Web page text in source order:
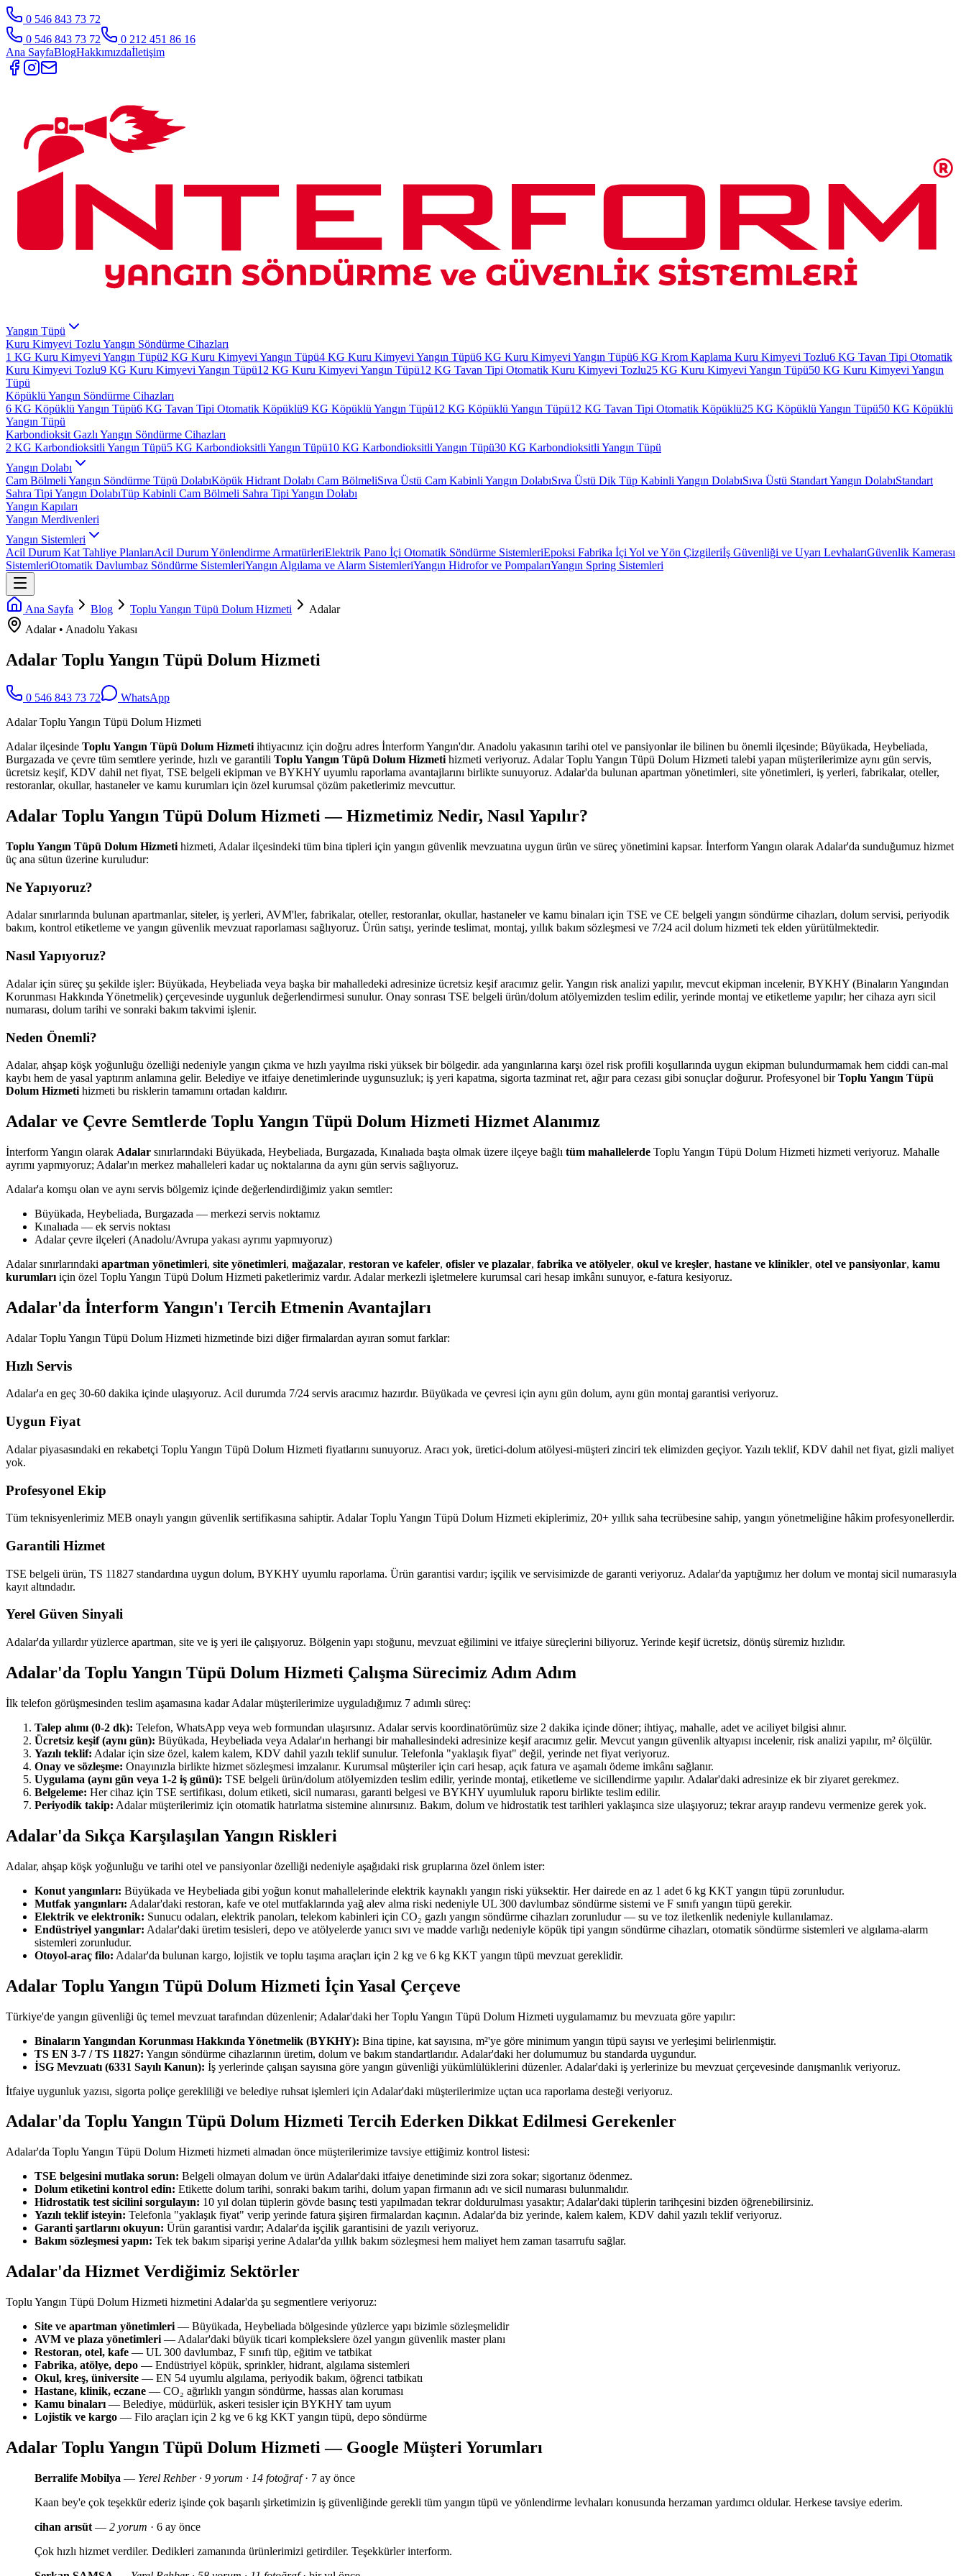
0 546 843 73 72
0 546 843 73 72
0 212 451 86 16
Ana SayfaBlogHakkımızdaİletişim
Yangın Tüpü
Kuru Kimyevi Tozlu Yangın Söndürme Cihazları
1 KG Kuru Kimyevi Yangın Tüpü2 KG Kuru Kimyevi Yangın Tüpü4 KG Kuru Kimyevi Yangın Tüpü6 KG Kuru Kimyevi Yangın Tüpü6 KG Krom Kaplama Kuru Kimyevi Tozlu6 KG Tavan Tipi Otomatik
Kuru Kimyevi Tozlu9 KG Kuru Kimyevi Yangın Tüpü12 KG Kuru Kimyevi Yangın Tüpü12 KG Tavan Tipi Otomatik Kuru Kimyevi Tozlu25 KG Kuru Kimyevi Yangın Tüpü50 KG Kuru Kimyevi Yangın
Tüpü
Köpüklü Yangın Söndürme Cihazları
6 KG Köpüklü Yangın Tüpü6 KG Tavan Tipi Otomatik Köpüklü9 KG Köpüklü Yangın Tüpü12 KG Köpüklü Yangın Tüpü12 KG Tavan Tipi Otomatik Köpüklü25 KG Köpüklü Yangın Tüpü50 KG Köpüklü
Yangın Tüpü
Karbondioksit Gazlı Yangın Söndürme Cihazları
2 KG Karbondioksitli Yangın Tüpü5 KG Karbondioksitli Yangın Tüpü10 KG Karbondioksitli Yangın Tüpü30 KG Karbondioksitli Yangın Tüpü
Yangın Dolabı
Cam Bölmeli Yangın Söndürme Tüpü DolabıKöpük Hidrant Dolabı Cam BölmeliSıva Üstü Cam Kabinli Yangın DolabıSıva Üstü Dik Tüp Kabinli Yangın DolabıSıva Üstü Standart Yangın DolabıStandart
Sahra Tipi Yangın DolabıTüp Kabinli Cam Bölmeli Sahra Tipi Yangın Dolabı
Yangın Kapıları
Yangın Merdivenleri
Yangın Sistemleri
Acil Durum Kat Tahliye PlanlarıAcil Durum Yönlendirme ArmatürleriElektrik Pano İçi Otomatik Söndürme SistemleriEpoksi Fabrika İçi Yol ve Yön Çizgileriİş Güvenliği ve Uyarı LevhalarıGüvenlik Kamerası
SistemleriOtomatik Davlumbaz Söndürme SistemleriYangın Algılama ve Alarm SistemleriYangın Hidrofor ve PompalarıYangın Spring Sistemleri
Ana Sayfa Blog Toplu Yangın Tüpü Dolum Hizmeti
Adalar
Adalar• Anadolu Yakası
Adalar Toplu Yangın Tüpü Dolum Hizmeti
0 546 843 73 72
WhatsApp
Adalar Toplu Yangın Tüpü Dolum Hizmeti
Adalar ilçesinde Toplu Yangın Tüpü Dolum Hizmeti ihtiyacınız için doğru adres İnterform Yangın'dır. Anadolu yakasının tarihi otel ve pansiyonlar ile bilinen bu önemli ilçesinde; Büyükada, Heybeliada,
Burgazada ve çevre tüm semtlere yerinde, hızlı ve garantili Toplu Yangın Tüpü Dolum Hizmeti hizmeti veriyoruz. Adalar Toplu Yangın Tüpü Dolum Hizmeti talebi yapan müşterilerimize aynı gün servis,
ücretsiz keşif, KDV dahil net fiyat, TSE belgeli ekipman ve BYKHY uyumlu raporlama avantajlarını birlikte sunuyoruz. Adalar'da bulunan apartman yönetimleri, site yönetimleri, iş yerleri, fabrikalar, oteller,
restoranlar, okullar, hastaneler ve kamu kurumları için özel kurumsal çözüm paketlerimiz mevcuttur.
Adalar Toplu Yangın Tüpü Dolum Hizmeti — Hizmetimiz Nedir, Nasıl Yapılır?
Toplu Yangın Tüpü Dolum Hizmeti hizmeti, Adalar ilçesindeki tüm bina tipleri için yangın güvenlik mevzuatına uygun ürün ve süreç yönetimini kapsar. İnterform Yangın olarak Adalar'da sunduğumuz hizmet
üç ana sütun üzerine kuruludur:
Ne Yapıyoruz?
Adalar sınırlarında bulunan apartmanlar, siteler, iş yerleri, AVM'ler, fabrikalar, oteller, restoranlar, okullar, hastaneler ve kamu binaları için TSE ve CE belgeli yangın söndürme cihazları, dolum servisi, periyodik
bakım, kontrol etiketleme ve yangın güvenlik mevzuat raporlaması sağlıyoruz. Ürün satışı, yerinde teslimat, montaj, yıllık bakım sözleşmesi ve 7/24 acil dolum hizmeti tek elden yürütülmektedir.
Nasıl Yapıyoruz?
Adalar için süreç şu şekilde işler: Büyükada, Heybeliada veya başka bir mahalledeki adresinize ücretsiz keşif aracımız gelir. Yangın risk analizi yapılır, mevcut ekipman incelenir, BYKHY (Binaların Yangından
Korunması Hakkında Yönetmelik) çerçevesinde uygunluk değerlendirmesi sunulur. Onay sonrası TSE belgeli ürün/dolum atölyemizden teslim edilir, yerinde montaj ve etiketleme yapılır; her cihaza ayrı sicil
numarası, dolum tarihi ve sonraki bakım takvimi işlenir.
Neden Önemli?
Adalar, ahşap köşk yoğunluğu özelliği nedeniyle yangın çıkma ve hızlı yayılma riski yüksek bir bölgedir. ada yangınlarına karşı özel risk profili koşullarında uygun ekipman bulundurmamak hem ciddi can-mal
kaybı hem de yasal yaptırım anlamına gelir. Belediye ve itfaiye denetimlerinde uygunsuzluk; iş yeri kapatma, sigorta tazminat ret, ağır para cezası gibi sonuçlar doğurur. Profesyonel birToplu Yangın Tüpü
Dolum Hizmeti hizmeti bu risklerin tamamını ortadan kaldırır.
Adalar ve Çevre Semtlerde Toplu Yangın Tüpü Dolum Hizmeti Hizmet Alanımız
İnterform Yangın olarak Adalar sınırlarındaki Büyükada, Heybeliada, Burgazada, Kınalıada başta olmak üzere ilçeye bağlı tüm mahallelerde Toplu Yangın Tüpü Dolum Hizmeti hizmeti veriyoruz. Mahalle
ayrımı yapmıyoruz; Adalar'ın merkez mahalleleri kadar uç noktalarına da aynı gün servis sağlıyoruz.
Adalar'a komşu olan ve aynı servis bölgemiz içinde değerlendirdiğimiz yakın semtler:
Büyükada, Heybeliada, Burgazada — merkezi servis noktamız
Kınalıada — ek servis noktası
Adalar çevre ilçeleri (Anadolu/Avrupa yakası ayrımı yapmıyoruz)
Adalar sınırlarındaki apartman yönetimleri, site yönetimleri, mağazalar, restoran ve kafeler, ofisler ve plazalar, fabrika ve atölyeler, okul ve kreşler, hastane ve klinikler, otel ve pansiyonlar, kamu
kurumları için özel Toplu Yangın Tüpü Dolum Hizmeti paketlerimiz vardır. Adalar merkezli işletmelere kurumsal cari hesap imkânı sunuyor, e-fatura kesiyoruz.
Adalar'da İnterform Yangın'ı Tercih Etmenin Avantajları
Adalar Toplu Yangın Tüpü Dolum Hizmeti hizmetinde bizi diğer firmalardan ayıran somut farklar:
Hızlı Servis
Adalar'a en geç 30-60 dakika içinde ulaşıyoruz. Acil durumda 7/24 servis aracımız hazırdır. Büyükada ve çevresi için aynı gün dolum, aynı gün montaj garantisi veriyoruz.
Uygun Fiyat
Adalar piyasasındaki en rekabetçi Toplu Yangın Tüpü Dolum Hizmeti fiyatlarını sunuyoruz. Aracı yok, üretici-dolum atölyesi-müşteri zinciri tek elimizden geçiyor. Yazılı teklif, KDV dahil net fiyat, gizli maliyet
yok.
Profesyonel Ekip
Tüm teknisyenlerimiz MEB onaylı yangın güvenlik sertifikasına sahiptir. Adalar Toplu Yangın Tüpü Dolum Hizmeti ekiplerimiz, 20+ yıllık saha tecrübesine sahip, yangın yönetmeliğine hâkim profesyonellerdir.
Garantili Hizmet
TSE belgeli ürün, TS 11827 standardına uygun dolum, BYKHY uyumlu raporlama. Ürün garantisi vardır; işçilik ve servisimizde de garanti veriyoruz. Adalar'da yaptığımız her dolum ve montaj sicil numarasıyla
kayıt altındadır.
Yerel Güven Sinyali
Adalar'da yıllardır yüzlerce apartman, site ve iş yeri ile çalışıyoruz. Bölgenin yapı stoğunu, mevzuat eğilimini ve itfaiye süreçlerini biliyoruz. Yerinde keşif ücretsiz, dönüş süremiz hızlıdır.
Adalar'da Toplu Yangın Tüpü Dolum Hizmeti Çalışma Sürecimiz Adım Adım
İlk telefon görüşmesinden teslim aşamasına kadar Adalar müşterilerimize uyguladığımız 7 adımlı süreç:
Talep alımı (0-2 dk): Telefon, WhatsApp veya web formundan ulaşırsınız. Adalar servis koordinatörümüz size 2 dakika içinde döner; ihtiyaç, mahalle, adet ve aciliyet bilgisi alınır.
Ücretsiz keşif (aynı gün): Büyükada, Heybeliada veya Adalar'ın herhangi bir mahallesindeki adresinize keşif aracımız gelir. Mevcut yangın güvenlik altyapısı incelenir, risk analizi yapılır, m² ölçülür.
Yazılı teklif: Adalar için size özel, kalem kalem, KDV dahil yazılı teklif sunulur. Telefonla "yaklaşık fiyat" değil, yerinde net fiyat veriyoruz.
Onay ve sözleşme: Onayınızla birlikte hizmet sözleşmesi imzalanır. Kurumsal müşteriler için cari hesap, açık fatura ve aşamalı ödeme imkânı sağlanır.
Uygulama (aynı gün veya 1-2 iş günü): TSE belgeli ürün/dolum atölyemizden teslim edilir, yerinde montaj, etiketleme ve sicillendirme yapılır. Adalar'daki adresinize ek bir ziyaret gerekmez.
Belgeleme: Her cihaz için TSE sertifikası, dolum etiketi, sicil numarası, garanti belgesi ve BYKHY uyumluluk raporu birlikte teslim edilir.
Periyodik takip: Adalar müşterilerimiz için otomatik hatırlatma sistemine alınırsınız. Bakım, dolum ve hidrostatik test tarihleri yaklaşınca size ulaşıyoruz; tekrar arayıp randevu vermenize gerek yok.
Adalar'da Sıkça Karşılaşılan Yangın Riskleri
Adalar, ahşap köşk yoğunluğu ve tarihi otel ve pansiyonlar özelliği nedeniyle aşağıdaki risk gruplarına özel önlem ister:
Konut yangınları: Büyükada ve Heybeliada gibi yoğun konut mahallelerinde elektrik kaynaklı yangın riski yüksektir. Her dairede en az 1 adet 6 kg KKT yangın tüpü zorunludur.
Mutfak yangınları: Adalar'daki restoran, kafe ve otel mutfaklarında yağ alev alma riski nedeniyle UL 300 davlumbaz söndürme sistemi ve F sınıfı yangın tüpü gerekir.
Elektrik ve elektronik: Sunucu odaları, elektrik panoları, telekom kabinleri için CO₂ gazlı yangın söndürme cihazları zorunludur — su ve toz iletkenlik nedeniyle kullanılamaz.
Endüstriyel yangınlar: Adalar'daki üretim tesisleri, depo ve atölyelerde yanıcı sıvı ve madde varlığı nedeniyle köpük tipi yangın söndürme cihazları, otomatik söndürme sistemleri ve algılama-alarm
sistemleri zorunludur.
Otoyol-araç filo: Adalar'da bulunan kargo, lojistik ve toplu taşıma araçları için 2 kg ve 6 kg KKT yangın tüpü mevzuat gereklidir.
Adalar Toplu Yangın Tüpü Dolum Hizmeti İçin Yasal Çerçeve
Türkiye'de yangın güvenliği üç temel mevzuat tarafından düzenlenir; Adalar'daki her Toplu Yangın Tüpü Dolum Hizmeti uygulamamız bu mevzuata göre yapılır:
Binaların Yangından Korunması Hakkında Yönetmelik (BYKHY): Bina tipine, kat sayısına, m²'ye göre minimum yangın tüpü sayısı ve yerleşimi belirlenmiştir.
TS EN 3-7 / TS 11827: Yangın söndürme cihazlarının üretim, dolum ve bakım standartlarıdır. Adalar'daki her dolumumuz bu standarda uygundur.
İSG Mevzuatı (6331 Sayılı Kanun): İş yerlerinde çalışan sayısına göre yangın güvenliği yükümlülüklerini düzenler. Adalar'daki iş yerlerinize bu mevzuat çerçevesinde danışmanlık veriyoruz.
İtfaiye uygunluk yazısı, sigorta poliçe gerekliliği ve belediye ruhsat işlemleri için Adalar'daki müşterilerimize uçtan uca raporlama desteği veriyoruz.
Adalar'da Toplu Yangın Tüpü Dolum Hizmeti Tercih Ederken Dikkat Edilmesi Gerekenler
Adalar'da Toplu Yangın Tüpü Dolum Hizmeti hizmeti almadan önce müşterilerimize tavsiye ettiğimiz kontrol listesi:
TSE belgesini mutlaka sorun: Belgeli olmayan dolum ve ürün Adalar'daki itfaiye denetiminde sizi zora sokar; sigortanız ödenmez.
Dolum etiketini kontrol edin: Etikette dolum tarihi, sonraki bakım tarihi, dolum yapan firmanın adı ve sicil numarası bulunmalıdır.
Hidrostatik test sicilini sorgulayın: 10 yıl dolan tüplerin gövde basınç testi yapılmadan tekrar doldurulması yasaktır; Adalar'daki tüplerin tarihçesini bizden öğrenebilirsiniz.
Yazılı teklif isteyin: Telefonla "yaklaşık fiyat" verip yerinde fatura şişiren firmalardan kaçının. Adalar'da biz yerinde, kalem kalem, KDV dahil yazılı teklif veriyoruz.
Garanti şartlarını okuyun: Ürün garantisi vardır; Adalar'da işçilik garantisini de yazılı veriyoruz.
Bakım sözleşmesi yapın: Tek tek bakım siparişi yerine Adalar'da yıllık bakım sözleşmesi hem maliyet hem zaman tasarrufu sağlar.
Adalar'da Hizmet Verdiğimiz Sektörler
Toplu Yangın Tüpü Dolum Hizmeti hizmetini Adalar'da şu segmentlere veriyoruz:
Site ve apartman yönetimleri — Büyükada, Heybeliada bölgesinde yüzlerce yapı bizimle sözleşmelidir
AVM ve plaza yönetimleri — Adalar'daki büyük ticari komplekslere özel yangın güvenlik master planı
Restoran, otel, kafe — UL 300 davlumbaz, F sınıfı tüp, eğitim ve tatbikat
Fabrika, atölye, depo — Endüstriyel köpük, sprinkler, hidrant, algılama sistemleri
Okul, kreş, üniversite — EN 54 uyumlu algılama, periyodik bakım, öğrenci tatbikatı
Hastane, klinik, eczane — CO₂ ağırlıklı yangın söndürme, hassas alan koruması
Kamu binaları — Belediye, müdürlük, askeri tesisler için BYKHY tam uyum
Lojistik ve kargo — Filo araçları için 2 kg ve 6 kg KKT yangın tüpü, depo söndürme
Adalar Toplu Yangın Tüpü Dolum Hizmeti — Google Müşteri Yorumları
Berralife Mobilya — Yerel Rehber · 9 yorum · 14 fotoğraf· 7 ay önce
Kaan bey'e çok teşekkür ederiz işinde çok başarılı şirketimizin iş güvenliğinde gerekli tüm yangın tüpü ve yönlendirme levhaları konusunda herzaman yardımcı oldular. Herkese tavsiye ederim.
cihan arısüt — 2 yorum · 6 ay önce
Çok hızlı hizmet verdiler. Dedikleri zamanında ürünlerimizi getirdiler. Teşekkürler interform.